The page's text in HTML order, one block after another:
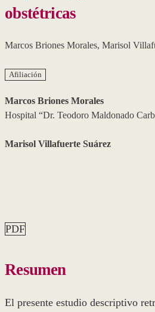
obstétricas
Marcos Briones Morales, Marisol
Afiliación
Marcos Briones Morales
Hospital “Dr. Teodoro Maldonado
Marisol Villafuerte Suárez
PDF
Resumen
El presente estudio descriptivo